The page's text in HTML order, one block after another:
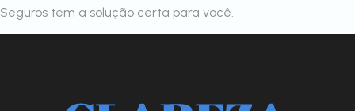
Seguros tem a solução certa para você.